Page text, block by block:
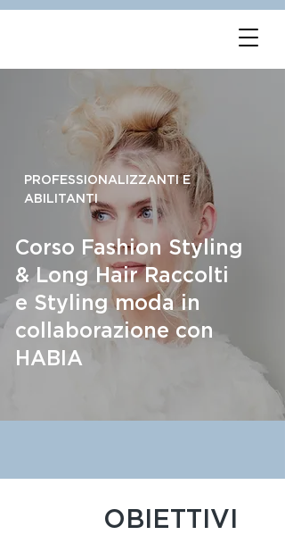
PROFESSIONALIZZANTI E
ABILITANTI
Corso Fashion Styling
& Long Hair Raccolti
e Styling moda in
collaborazione con
HABIA
OBIETTIVI